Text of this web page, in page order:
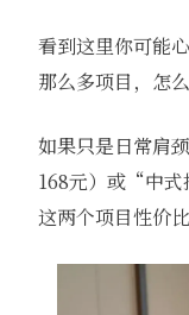
看到这里你可能
那么多项目，怎
如果只是日常肩
168元）或“中式
这两个项目性价